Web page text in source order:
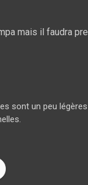
mais il faudra
sont un peu